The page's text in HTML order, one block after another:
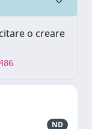
o creare
ND